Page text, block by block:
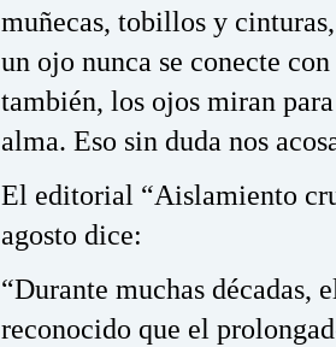
muñecas, tobillos y
un ojo nunca se conecte
también, los ojos miran
alma. Eso sin duda nos
El editorial “Aislamiento
agosto dice:
“Durante muchas décadas,
reconocido que el